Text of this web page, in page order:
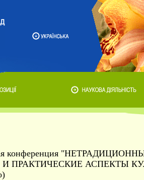
конференция
ПРАКТИЧЕСКИЕ АСПЕКТЫ